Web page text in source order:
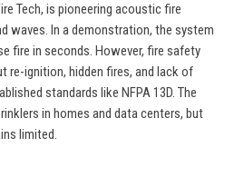
Tech, is pioneering acoustic fire
waves. In a demonstration, the system
fire in seconds. However, fire safety
re-ignition, hidden fires, and lack of
standards like NFPA 13D. The
in homes and data centers, but
limited.